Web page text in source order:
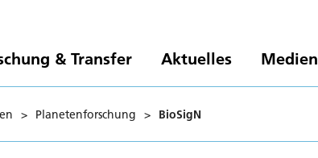
& Transfer Aktuelles Medien
> Planetenforschung > BioSigN